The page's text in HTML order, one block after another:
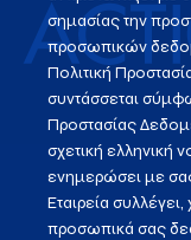
σημασίας την
προσωπικών
Πολιτική
συντάσσεται
Προστασίας
σχετική ελληνική
ενημερώσει με
Εταιρεία
προσωπικά σας